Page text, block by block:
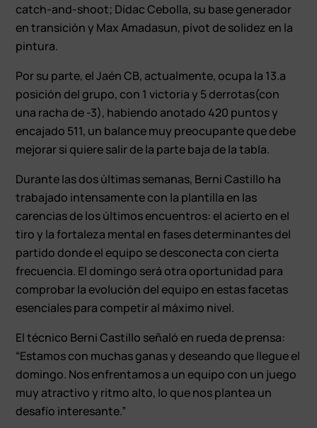
catch-and-shoot; Dídac Cebolla, su base generador
en transición y Max Amadasun, pívot de solidez en la
pintura.
Por su parte, el Jaén CB, actualmente, ocupa la 13.ª
posición del grupo, con 1 victoria y 5 derrotas(con
una racha de -3), habiendo anotado 420 puntos y
encajado 511, un balance muy preocupante que debe
mejorar si quiere salir de la parte baja de la tabla.
Durante las dos últimas semanas, Berni Castillo ha
trabajado intensamente con la plantilla en las
carencias de los últimos encuentros: el acierto en el
tiro y la fortaleza mental en fases determinantes del
partido donde el equipo se desconecta con cierta
frecuencia. El domingo será otra oportunidad para
comprobar la evolución del equipo en estas facetas
esenciales para competir al máximo nivel.
El técnico Berni Castillo señaló en rueda de prensa:
“Estamos con muchas ganas y deseando que llegue el
domingo. Nos enfrentamos a un equipo con un juego
muy atractivo y ritmo alto, lo que nos plantea un
desafío interesante.”